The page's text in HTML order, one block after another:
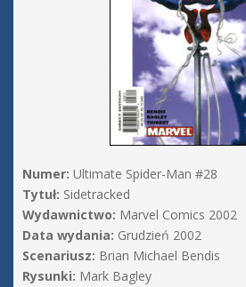
Numer: Ultimate Spider-Man #28
Tytuł: Sidetracked
Wydawnictwo: Marvel Comics 2002
Data wydania: Grudzień 2002
Scenariusz: Brian Michael Bendis
Rysunki: Mark Bagley